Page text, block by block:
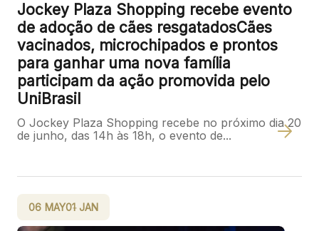
Jockey Plaza Shopping recebe evento
de adoção de cães resgatadosCães
vacinados, microchipados e prontos
para ganhar uma nova família
participam da ação promovida pelo
UniBrasil
O Jockey Plaza Shopping recebe no próximo dia 20
de junho, das 14h às 18h, o evento de...
06 MAY01 JAN